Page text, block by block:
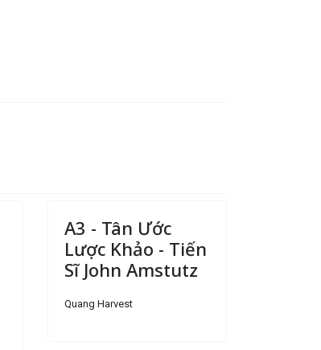
A3 - Tân Ước
Lược Khảo - Tiến
Sĩ John Amstutz
Quang Harvest